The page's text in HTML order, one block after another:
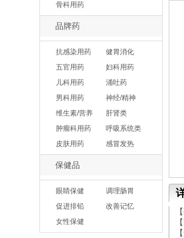
骨科用药
品牌药
抗感染用药
健胃消化
五官用药
妇科用药
儿科用药
涌吐药
男科用药
神经/精神
维生素/营养
肝肾类
肿瘤科用药
呼吸系统类
皮肤用药
感冒发热
保健品
眼睛保健
调理肠胃
促进排铅
改善记忆
女性保健